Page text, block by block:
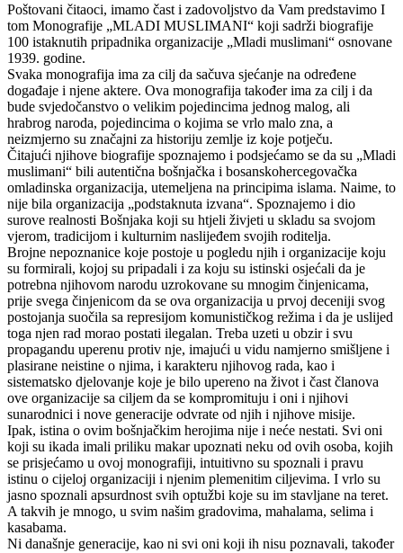
Poštovani čitaoci, imamo čast i zadovoljstvo da Vam predstavimo I
tom Monografije „MLADI MUSLIMANI“ koji sadrži biografije
100 istaknutih pripadnika organizacije „Mladi muslimani“ osnovane
1939. godine.
Svaka monografija ima za cilj da sačuva sjećanje na određene
događaje i njene aktere. Ova monografija također ima za cilj i da
bude svjedočanstvo o velikim pojedincima jednog malog, ali
hrabrog naroda, pojedincima o kojima se vrlo malo zna, a
neizmjerno su značajni za historiju zemlje iz koje potječu.
Čitajući njihove biografije spoznajemo i podsjećamo se da su „Mladi
muslimani“ bili autentična bošnjačka i bosanskohercegovačka
omladinska organizacija, utemeljena na principima islama. Naime, to
nije bila organizacija „podstaknuta izvana“. Spoznajemo i dio
surove realnosti Bošnjaka koji su htjeli živjeti u skladu sa svojom
vjerom, tradicijom i kulturnim naslijeđem svojih roditelja.
Brojne nepoznanice koje postoje u pogledu njih i organizacije koju
su formirali, kojoj su pripadali i za koju su istinski osjećali da je
potrebna njihovom narodu uzrokovane su mnogim činjenicama,
prije svega činjenicom da se ova organizacija u prvoj deceniji svog
postojanja suočila sa represijom komunističkog režima i da je uslijed
toga njen rad morao postati ilegalan. Treba uzeti u obzir i svu
propagandu uperenu protiv nje, imajući u vidu namjerno smišljene i
plasirane neistine o njima, i karakteru njihovog rada, kao i
sistematsko djelovanje koje je bilo upereno na život i čast članova
ove organizacije sa ciljem da se kompromituju i oni i njihovi
sunarodnici i nove generacije odvrate od njih i njihove misije.
Ipak, istina o ovim bošnjačkim herojima nije i neće nestati. Svi oni
koji su ikada imali priliku makar upoznati neku od ovih osoba, kojih
se prisjećamo u ovoj monografiji, intuitivno su spoznali i pravu
istinu o cijeloj organizaciji i njenim plemenitim ciljevima. I vrlo su
jasno spoznali apsurdnost svih optužbi koje su im stavljane na teret.
A takvih je mnogo, u svim našim gradovima, mahalama, selima i
kasabama.
Ni današnje generacije, kao ni svi oni koji ih nisu poznavali, također